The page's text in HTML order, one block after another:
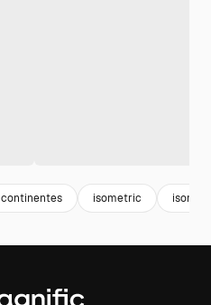
continentes isometric